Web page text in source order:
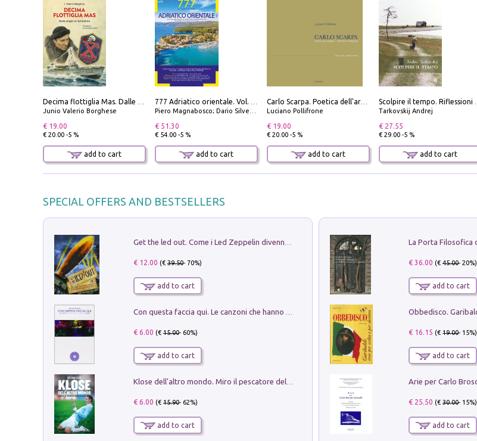
Junio Valerio Borghese
€ 19.00
€ 20.00 -5 %
add to cart
Piero Magnabosco; Dario Silvestro; Marco Sbrizzi
€ 51.30
€ 54.00 -5 %
add to cart
Luciano Pollifrone
€ 19.00
€ 20.00 -5 %
add to cart
Tarkovskij Andrej
€ 27.55
€ 29.00 -5 %
add to cart
SPECIAL OFFERS AND BESTSELLERS
€ 12.00 (€39.50- 70%)
add to cart
€ 6.00 (€15.00- 60%)
add to cart
Klose dell'altro mondo. Miro il pescatore del goal
€ 6.00 (€15.90- 62%)
add to cart
€ 36.00 (€45.00- 20%)
add to cart
€ 16.15 (€19.00- 15%)
add to cart
€ 25.50 (€30.00- 15%)
add to cart